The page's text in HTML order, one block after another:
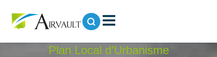
Plan Local d’Urbanisme